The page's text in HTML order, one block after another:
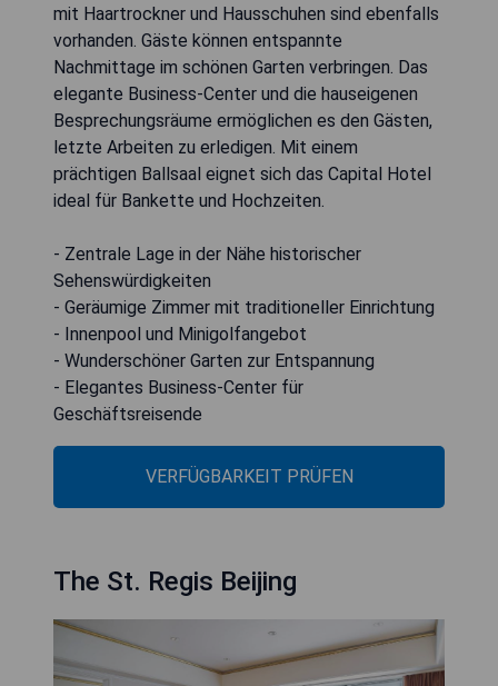
mit Haartrockner und Hausschuhen sind ebenfalls
vorhanden. Gäste können entspannte
Nachmittage im schönen Garten verbringen. Das
elegante Business-Center und die hauseigenen
Besprechungsräume ermöglichen es den Gästen,
letzte Arbeiten zu erledigen. Mit einem
prächtigen Ballsaal eignet sich das Capital Hotel
ideal für Bankette und Hochzeiten.
- Zentrale Lage in der Nähe historischer
Sehenswürdigkeiten
- Geräumige Zimmer mit traditioneller Einrichtung
- Innenpool und Minigolfangebot
- Wunderschöner Garten zur Entspannung
- Elegantes Business-Center für
Geschäftsreisende
VERFÜGBARKEIT PRÜFEN
The St. Regis Beijing